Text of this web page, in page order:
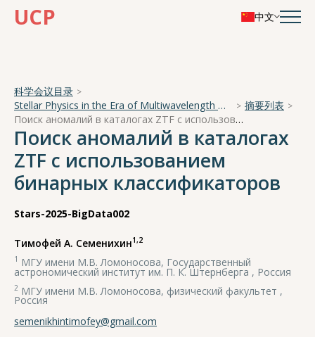
UCP 中文
科学会议目录
Stellar Physics in the Era of Multiwavelength Observations
摘要列表
Поиск аномалий в каталогах ZTF с использованием бинарных классификаторов
Поиск аномалий в каталогах
ZTF с использованием
бинарных классификаторов
Stars-2025-BigData002
Тимофей А. Семенихин1,2
1 МГУ имени М.В. Ломоносова, Государственный
астрономический институт им. П. К. Штернберга , Россия
2 МГУ имени М.В. Ломоносова, физический факультет ,
Россия
semenikhintimofey@gmail.com